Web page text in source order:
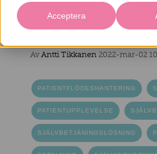
Acceptera
l
AvAntti Tikkanen 2022-mar-02
PATIENTFLÖDESHANTERING
PATIENTUPPLEVELSE
SJÄLVBETJÄNINGSLÖSNING